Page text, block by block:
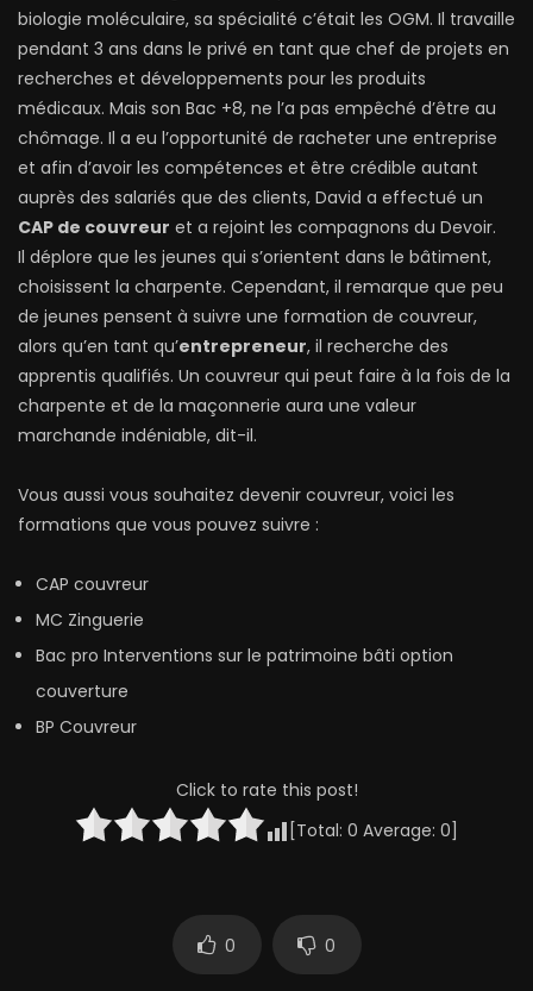
biologie moléculaire, sa spécialité c’était les OGM. Il travaille
pendant 3 ans dans le privé en tant que chef de projets en
recherches et développements pour les produits
médicaux. Mais son Bac +8, ne l’a pas empêché d’être au
chômage. Il a eu l’opportunité de racheter une entreprise
et afin d’avoir les compétences et être crédible autant
auprès des salariés que des clients, David a effectué un
CAP de couvreur et a rejoint les compagnons du Devoir.
Il déplore que les jeunes qui s’orientent dans le bâtiment,
choisissent la charpente. Cependant, il remarque que peu
de jeunes pensent à suivre une formation de couvreur,
alors qu’en tant qu’entrepreneur, il recherche des
apprentis qualifiés. Un couvreur qui peut faire à la fois de la
charpente et de la maçonnerie aura une valeur
marchande indéniable, dit-il.
Vous aussi vous souhaitez devenir couvreur, voici les
formations que vous pouvez suivre :
CAP couvreur
MC Zinguerie
Bac pro Interventions sur le patrimoine bâti option
couverture
BP Couvreur
Click to rate this post!
[Total: 0 Average: 0]
0 0